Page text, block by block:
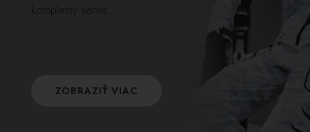
kompletný servis.
ZOBRAZIŤ VIAC